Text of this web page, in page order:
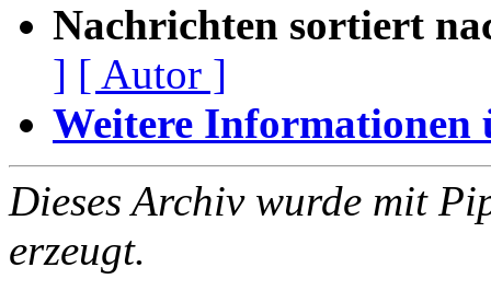
Nachrichten sortiert
] [ Autor ]
Weitere Informationen
Dieses Archiv wurde mit
erzeugt.